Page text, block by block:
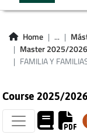
Home ...
Master 2025/2026
FAMILIA Y
Course 2025/2026